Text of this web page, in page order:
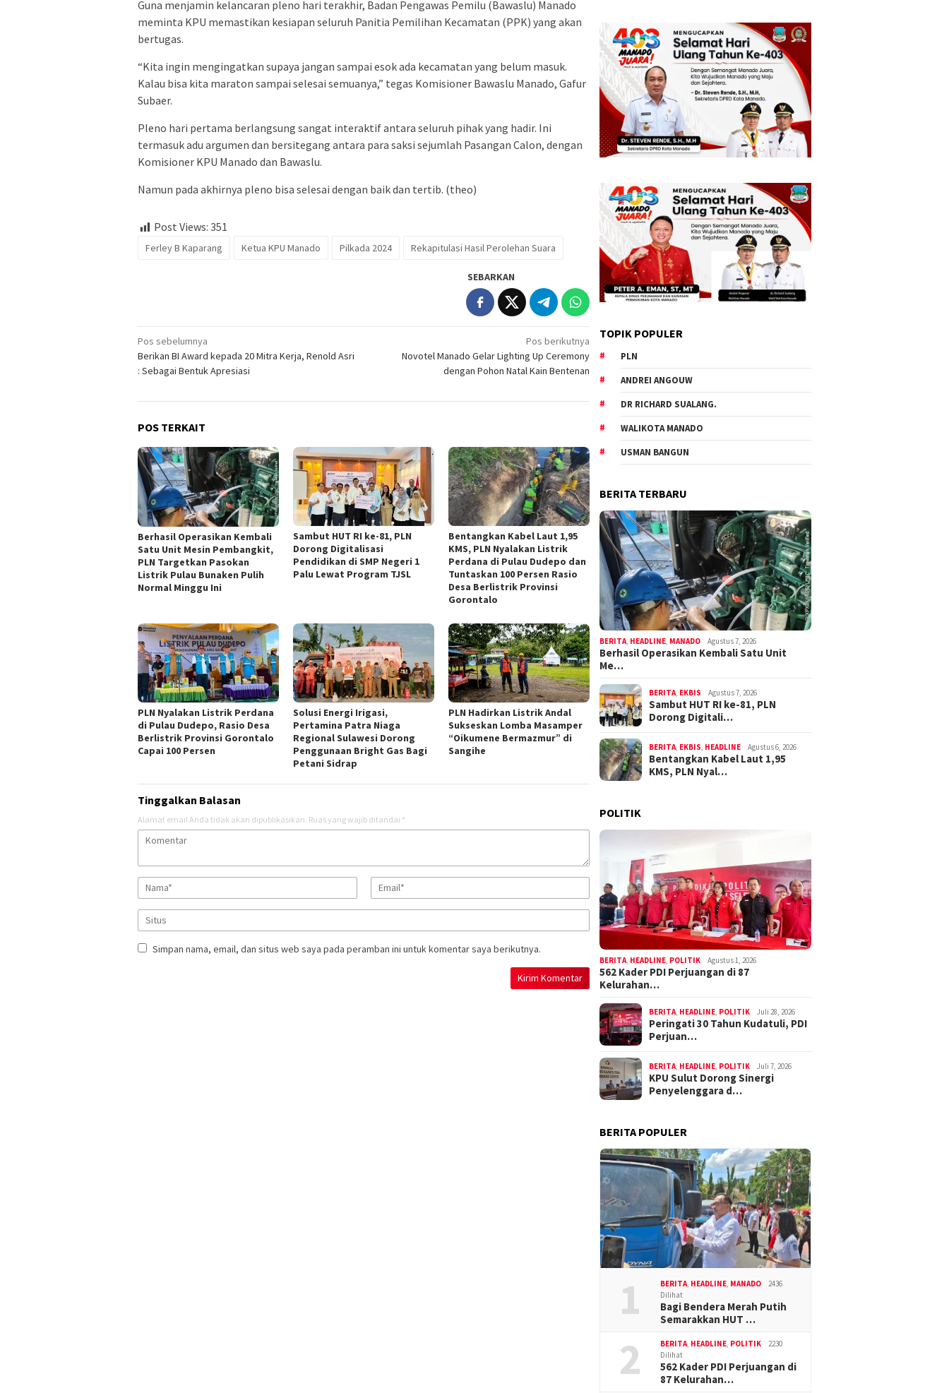
Guna menjamin kelancaran pleno hari terakhir, Badan Pengawas Pemilu (Bawaslu) Manado
meminta KPU memastikan kesiapan seluruh Panitia Pemilihan Kecamatan (PPK) yang akan
bertugas.
“Kita ingin mengingatkan supaya jangan sampai esok ada kecamatan yang belum masuk.
Kalau bisa kita maraton sampai selesai semuanya,” tegas Komisioner Bawaslu Manado, Gafur
Subaer.
Pleno hari pertama berlangsung sangat interaktif antara seluruh pihak yang hadir. Ini
termasuk adu argumen dan bersitegang antara para saksi sejumlah Pasangan Calon, dengan
Komisioner KPU Manado dan Bawaslu.
Namun pada akhirnya pleno bisa selesai dengan baik dan tertib. (theo)
Post Views: 351
Ferley B Kaparang Ketua KPU Manado Pilkada 2024 Rekapitulasi Hasil Perolehan Suara
SEBARKAN
Navigasi
pos
Pos sebelumnya
Berikan BI Award kepada 20 Mitra Kerja, Renold Asri
: Sebagai Bentuk Apresiasi
Pos berikutnya
Novotel Manado Gelar Lighting Up Ceremony
dengan Pohon Natal Kain Bentenan
POS TERKAIT
Berhasil Operasikan Kembali
Satu Unit Mesin Pembangkit,
PLN Targetkan Pasokan
Listrik Pulau Bunaken Pulih
Normal Minggu Ini
Sambut HUT RI ke-81, PLN
Dorong Digitalisasi
Pendidikan di SMP Negeri 1
Palu Lewat Program TJSL
Bentangkan Kabel Laut 1,95
KMS, PLN Nyalakan Listrik
Perdana di Pulau Dudepo dan
Tuntaskan 100 Persen Rasio
Desa Berlistrik Provinsi
Gorontalo
PLN Nyalakan Listrik Perdana
di Pulau Dudepo, Rasio Desa
Berlistrik Provinsi Gorontalo
Capai 100 Persen
Solusi Energi Irigasi,
Pertamina Patra Niaga
Regional Sulawesi Dorong
Penggunaan Bright Gas Bagi
Petani Sidrap
PLN Hadirkan Listrik Andal
Sukseskan Lomba Masamper
“Oikumene Bermazmur” di
Sangihe
Tinggalkan Balasan
Alamat email Anda tidak akan dipublikasikan. Ruas yang wajib ditandai *
Simpan nama, email, dan situs web saya pada peramban ini untuk komentar saya berikutnya.
TOPIK POPULER
PLN
ANDREI ANGOUW
DR RICHARD SUALANG.
WALIKOTA MANADO
USMAN BANGUN
BERITA TERBARU
BERITA HEADLINE MANADO Agustus 7, 2026
Berhasil Operasikan Kembali Satu Unit
Me…
BERITA EKBIS Agustus 7, 2026
Sambut HUT RI ke-81, PLN
Dorong Digitali…
BERITA EKBIS HEADLINE Agustus 6, 2026
Bentangkan Kabel Laut 1,95
KMS, PLN Nyal…
POLITIK
BERITA HEADLINE POLITIK Agustus 1, 2026
562 Kader PDI Perjuangan di 87
Kelurahan…
BERITA HEADLINE POLITIK Juli 28, 2026
Peringati 30 Tahun Kudatuli, PDI
Perjuan…
BERITA HEADLINE POLITIK Juli 7, 2026
KPU Sulut Dorong Sinergi
Penyelenggara d…
BERITA POPULER
1 BERITA, HEADLINE, MANADO
2436
Dilihat
Bagi Bendera Merah Putih
Semarakkan HUT …
2 BERITA, HEADLINE, POLITIK
2230
Dilihat
562 Kader PDI Perjuangan di
87 Kelurahan…